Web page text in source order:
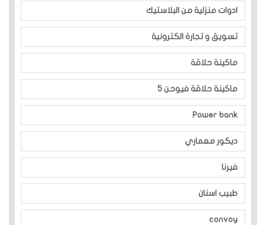
ادوات منزلية من البلاستيك
تسويق و تجارة الكترونية
ماكينة حلاقة
ماكينة حلاقة فيوحن 5
Power bank
ديكور معماري
فيرنا
طبيب اسنان
convoy